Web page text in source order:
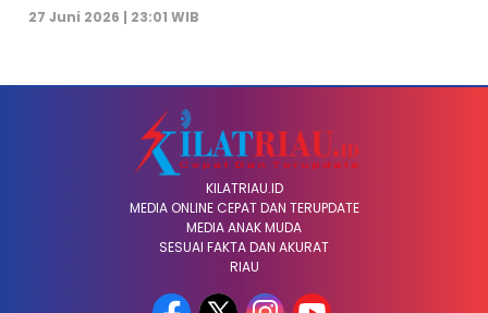
27 Juni 2026 | 23:01 WIB
KILATRIAU.ID
MEDIA ONLINE CEPAT DAN TERUPDATE
MEDIA ANAK MUDA
SESUAI FAKTA DAN AKURAT
RIAU